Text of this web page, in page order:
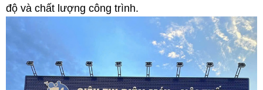
độ và chất lượng công trình.